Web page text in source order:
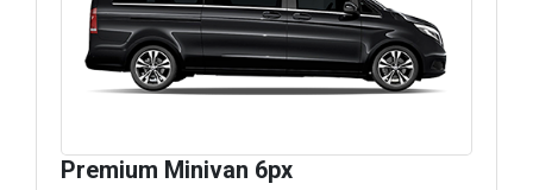
Premium Minivan 6px